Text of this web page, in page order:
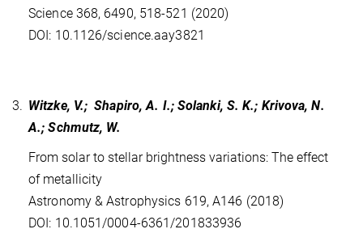
Science 368, 6490, 518-521 (2020)
DOI: 10.1126/science.aay3821
3. Witzke, V.; Shapiro, A. I.; Solanki, S. K.; Krivova, N.
A.; Schmutz, W.
From solar to stellar brightness variations: The effect
of metallicity
Astronomy & Astrophysics 619, A146 (2018)
DOI: 10.1051/0004-6361/201833936